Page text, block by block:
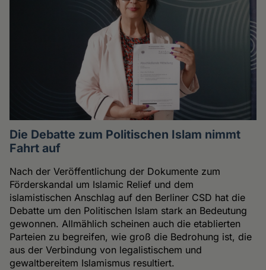
Die Debatte zum Politischen Islam nimmt
Fahrt auf
Nach der Veröffentlichung der Dokumente zum
Förderskandal um Islamic Relief und dem
islamistischen Anschlag auf den Berliner CSD hat die
Debatte um den Politischen Islam stark an Bedeutung
gewonnen. Allmählich scheinen auch die etablierten
Parteien zu begreifen, wie groß die Bedrohung ist, die
aus der Verbindung von legalistischem und
gewaltbereitem Islamismus resultiert.